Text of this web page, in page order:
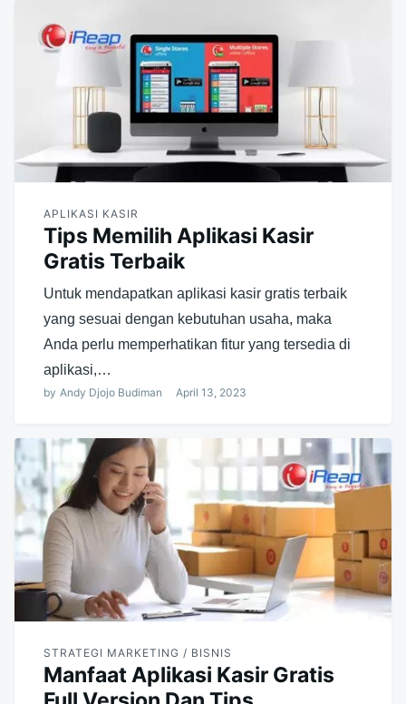
APLIKASI KASIR
Tips Memilih Aplikasi Kasir
Gratis Terbaik
Untuk mendapatkan aplikasi kasir gratis terbaik
yang sesuai dengan kebutuhan usaha, maka
Anda perlu memperhatikan fitur yang tersedia di
aplikasi,…
by Andy Djojo Budiman April 13, 2023
STRATEGI MARKETING / BISNIS
Manfaat Aplikasi Kasir Gratis